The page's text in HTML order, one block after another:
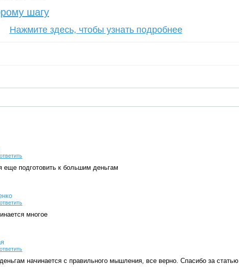
шагу
Нажмите здесь, чтобы узнать подробнее
ответить
еще подготовить к большим деньгам
ответить
многое
ответить
начинается с правильного мышления, все верно. Спасибо за статью